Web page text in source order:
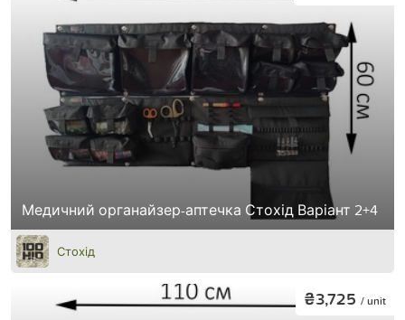
Медичний органайзер-аптечка Стохід Варіант 2+4
Стохід
₴3,725 / unit